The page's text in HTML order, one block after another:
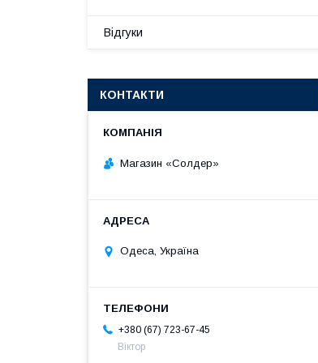
Відгуки
КОНТАКТИ
Магазин «Солдер»
Одеса, Україна
+380 (67) 723-67-45
Віктор